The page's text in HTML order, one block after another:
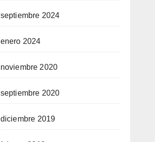
septiembre 2024
enero 2024
noviembre 2020
septiembre 2020
diciembre 2019